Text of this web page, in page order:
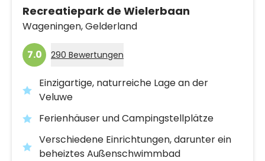
Recreatiepark de Wielerbaan
Wageningen,Gelderland
7.0 290 Bewertungen
Einzigartige, naturreiche Lage an der
Veluwe
Ferienhäuser und Campingstellplätze
Verschiedene Einrichtungen, darunter ein
beheiztes Außenschwimmbad